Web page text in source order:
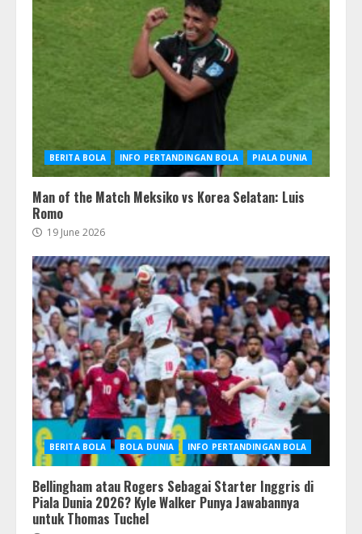
BERITA BOLA INFO PERTANDINGAN BOLA PIALA DUNIA
Man of the Match Meksiko vs Korea Selatan: Luis
Romo
19 June 2026
BERITA BOLA BOLA DUNIA INFO PERTANDINGAN BOLA
Bellingham atau Rogers Sebagai Starter Inggris di
Piala Dunia 2026? Kyle Walker Punya Jawabannya
untuk Thomas Tuchel